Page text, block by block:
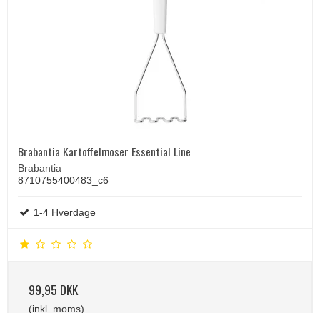
Brabantia Kartoffelmoser Essential Line
Brabantia
8710755400483_c6
1-4 Hverdage
99,95 DKK
(inkl. moms)